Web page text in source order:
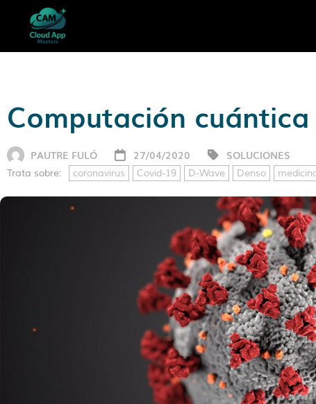
Computación
PAUTRE FULÓ 27/04/2020 SOLUCIONES
Trata sobre: coronavirus Covid-19 D-Wave Denso